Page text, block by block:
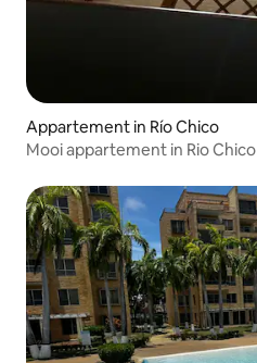
Appartement in Río Chico
Mooi appartement in Rio Chico